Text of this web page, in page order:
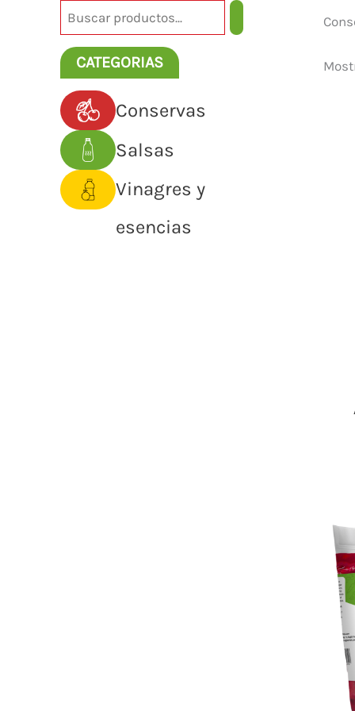
a
r
CATEGORIAS
Conservas
Salsas
Vinagres y
esencias